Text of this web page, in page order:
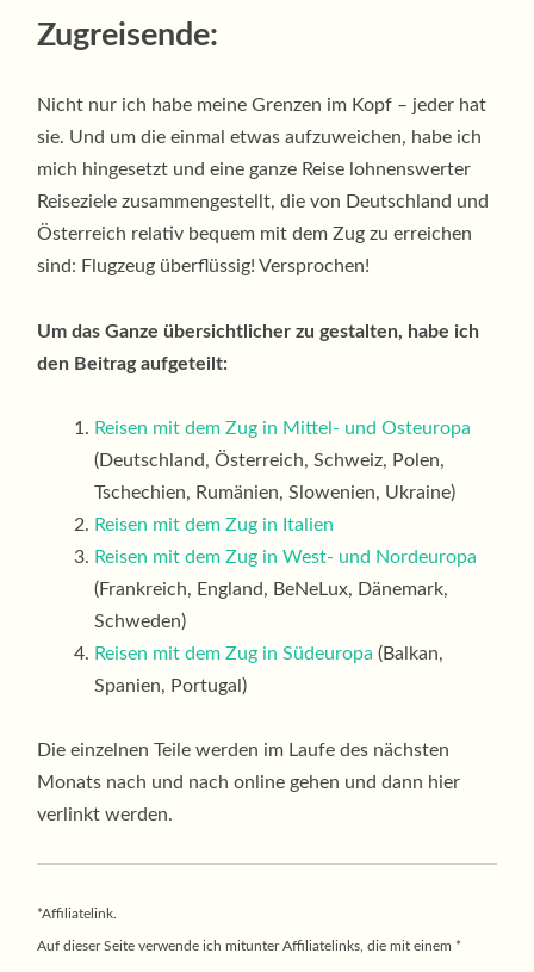
Zugreisende:
Nicht nur ich habe meine Grenzen im Kopf – jeder hat
sie. Und um die einmal etwas aufzuweichen, habe ich
mich hingesetzt und eine ganze Reise lohnenswerter
Reiseziele zusammengestellt, die von Deutschland und
Österreich relativ bequem mit dem Zug zu erreichen
sind: Flugzeug überflüssig! Versprochen!
Um das Ganze übersichtlicher zu gestalten, habe ich
den Beitrag aufgeteilt:
Reisen mit dem Zug in Mittel- und Osteuropa
(Deutschland, Österreich, Schweiz, Polen,
Tschechien, Rumänien, Slowenien, Ukraine)
Reisen mit dem Zug in Italien
Reisen mit dem Zug in West- und Nordeuropa
(Frankreich, England, BeNeLux, Dänemark,
Schweden)
Reisen mit dem Zug in Südeuropa (Balkan,
Spanien, Portugal)
Die einzelnen Teile werden im Laufe des nächsten
Monats nach und nach online gehen und dann hier
verlinkt werden.
*Affiliatelink.
Auf dieser Seite verwende ich mitunter Affiliatelinks, die mit einem *